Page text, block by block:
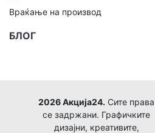
Враќање на производ
БЛОГ
2026 Акција24. Сите права
се задржани. Графичките
дизајни, креативите,